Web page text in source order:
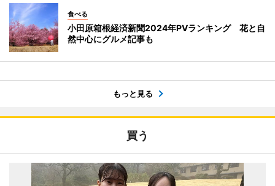
食べる
小田原箱根経済新聞2024年PVランキング 花と自
然中心にグルメ記事も
もっと見る
買う